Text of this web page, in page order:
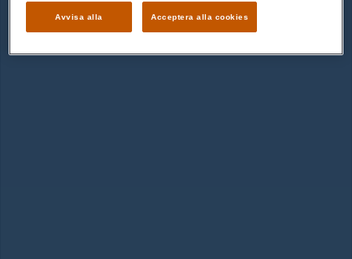
Avvisa alla Acceptera alla cookies